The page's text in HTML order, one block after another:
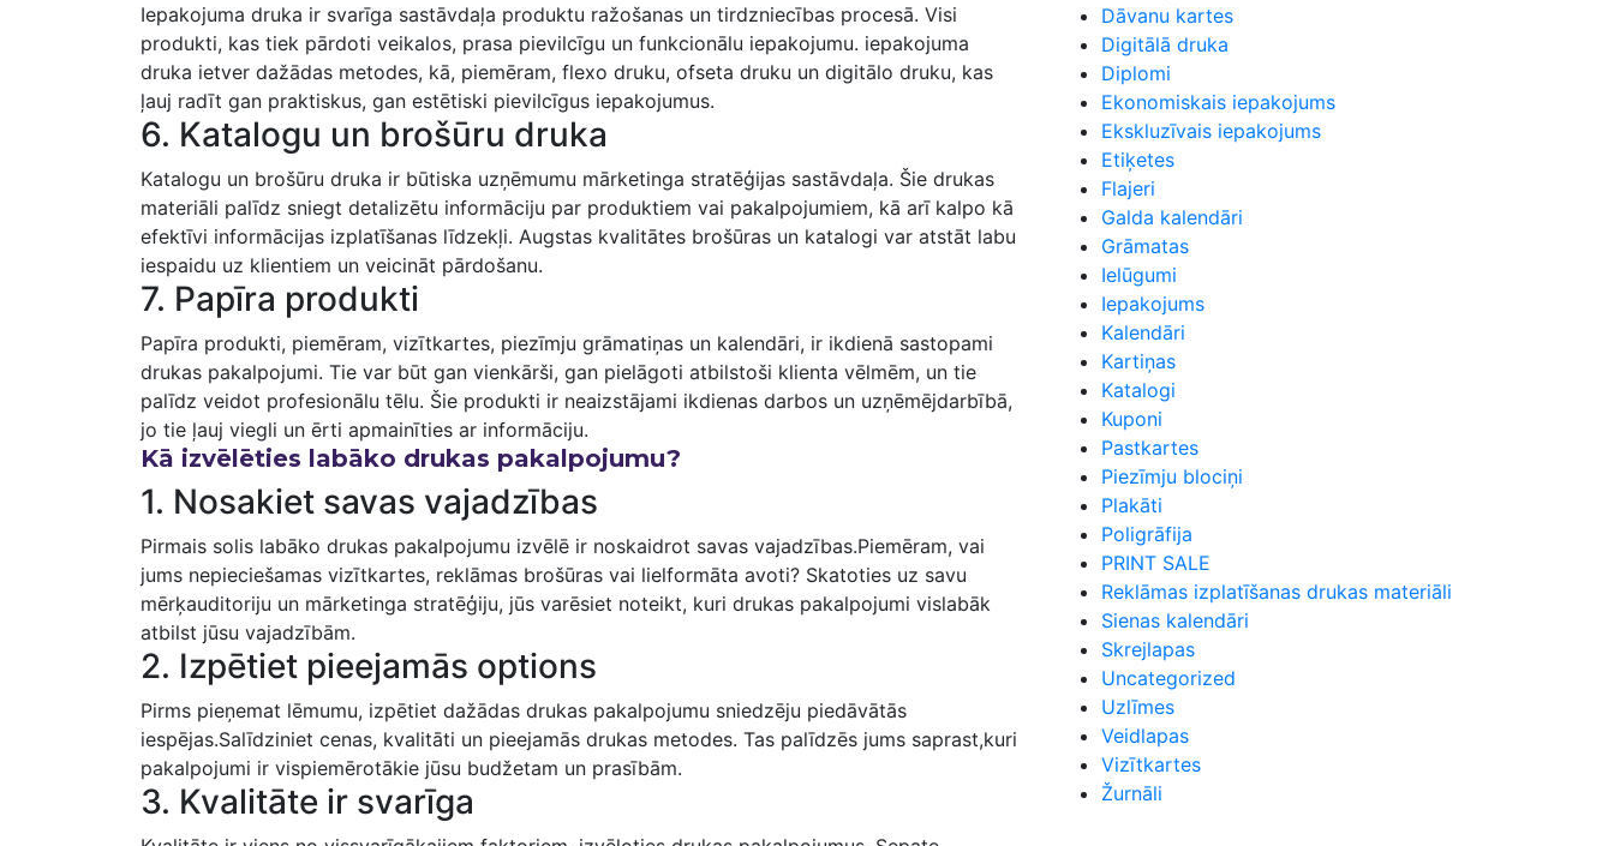
Iepakojuma druka ir svarīga sastāvdaļa produktu ražošanas ⁤un tirdzniecības procesā.‍ Visi
produkti, ⁤kas ⁣tiek pārdoti veikalos, prasa pievilcīgu un funkcionālu iepakojumu.​ iepakojuma
⁤druka ietver dažādas metodes,​ kā, piemēram,​ flexo druku, ⁢ofseta druku un digitālo⁣ druku,​ kas
ļauj radīt gan praktiskus, gan estētiski pievilcīgus iepakojumus.
6. Katalogu un brošūru druka
Katalogu un brošūru druka ir būtiska uzņēmumu mārketinga stratēģijas sastāvdaļa. Šie drukas
materiāli palīdz sniegt detalizētu ​informāciju par produktiem vai pakalpojumiem, kā arī kalpo kā
efektīvi informācijas izplatīšanas līdzekļi. Augstas kvalitātes brošūras un katalogi var atstāt labu
‍iespaidu uz ⁤klientiem ‍un veicināt pārdošanu.
7. Papīra produkti
Papīra ​produkti, piemēram, vizītkartes, piezīmju grāmatiņas un kalendāri, ir ikdienā sastopami
drukas pakalpojumi. Tie var būt gan vienkārši, gan pielāgoti atbilstoši⁢ klienta vēlmēm, un tie
palīdz ‍veidot ‍profesionālu‌ tēlu. Šie produkti ir neaizstājami ikdienas darbos⁢ un⁣ uzņēmējdarbībā,
jo tie ļauj viegli un ērti apmainīties ar informāciju.
Kā izvēlēties labāko⁢ drukas pakalpojumu?
1. Nosakiet savas vajadzības
Pirmais solis labāko drukas pakalpojumu izvēlē ir noskaidrot savas vajadzības.Piemēram, vai ​
jums nepieciešamas vizītkartes, ​reklāmas brošūras vai lielformāta​ avoti? Skatoties uz savu
mērķauditoriju un mārketinga stratēģiju,‌ jūs varēsiet ⁣noteikt, kuri drukas pakalpojumi vislabāk
atbilst jūsu vajadzībām.
2. Izpētiet pieejamās options
Pirms⁢ pieņemat lēmumu, izpētiet ​dažādas drukas pakalpojumu sniedzēju piedāvātās
iespējas.Salīdziniet cenas, kvalitāti un pieejamās ​drukas metodes. Tas palīdzēs jums saprast,kuri⁤
pakalpojumi ​ir vispiemērotākie jūsu budžetam un prasībām.
3. Kvalitāte ir svarīga
Dāvanu kartes
Digitālā druka
Diplomi
Ekonomiskais iepakojums
Ekskluzīvais iepakojums
Etiķetes
Flajeri
Galda kalendāri
Grāmatas
Ielūgumi
Iepakojums
Kalendāri
Kartiņas
Katalogi
Kuponi
Pastkartes
Piezīmju blociņi
Plakāti
Poligrāfija
PRINT SALE
Reklāmas izplatīšanas drukas materiāli
Sienas kalendāri
Skrejlapas
Uncategorized
Uzlīmes
Veidlapas
Vizītkartes
Žurnāli